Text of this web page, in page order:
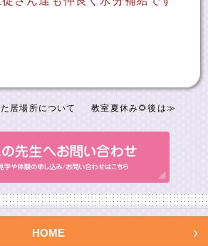
居場所について 教室夏休み🌻後は≫
HOME